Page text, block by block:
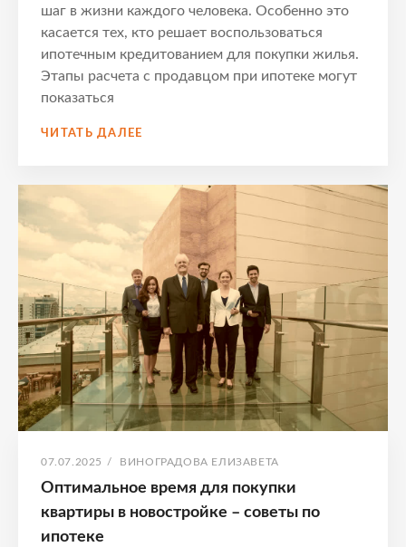
шаг в жизни каждого человека. Особенно это
касается тех, кто решает воспользоваться
ипотечным кредитованием для покупки жилья.
Этапы расчета с продавцом при ипотеке могут
показаться
ЧИТАТЬ ДАЛЕЕ
ПРОДАВЦОМ
ПРИ
ИПОТЕКЕ
–
ПОШАГОВОЕ
РУКОВОДСТВО
ДЛЯ
УСПЕШНОЙ
СДЕЛКИ
ОПУБЛИКОВАНО
07.07.2025 / АВТОР:
ВИНОГРАДОВА ЕЛИЗАВЕТА
Оптимальное время для покупки
квартиры в новостройке – советы по
ипотеке